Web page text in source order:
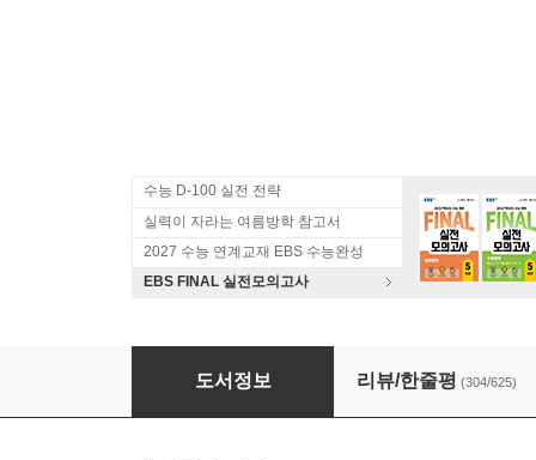
수능 D-100 실전 전략
실력이 자라는 여름방학 참고서
2027 수능 연계교재 EBS 수능완성
EBS FINAL 실전모의고사
EBS 수능특강 영어영역 영어 + 영어듣기 + 영
도서정보 리뷰/한줄평 (304/625)